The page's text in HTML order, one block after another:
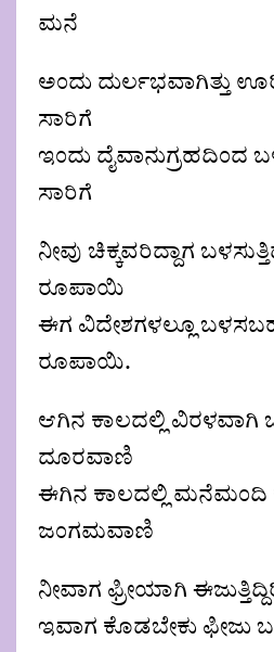
ಮನೆ
ಅಂದು ದುರ್ಲಭವಾಗಿತ್ತು
ಸಾರಿಗೆ
ಇಂದು ದೈವಾನುಗ್ರಹದಿಂದ
ಸಾರಿಗೆ
ನೀವು ಚಿಕ್ಕವರಿದ್ದಾಗ
ರೂಪಾಯಿ
ಈಗ ವಿದೇಶಗಳಲ್ಲೂ
ರೂಪಾಯಿ.
ಆಗಿನ ಕಾಲದಲ್ಲಿ ವಿರಳವಾಗಿ
ದೂರವಾಣಿ
ಈಗಿನ ಕಾಲದಲ್ಲಿ ಮನೆಮಂದಿ
ಜಂಗಮವಾಣಿ
ನೀವಾಗ ಫ್ರೀಯಾಗಿ
ಇವಾಗ ಕೊಡಬೇಕು ಫೀಜು